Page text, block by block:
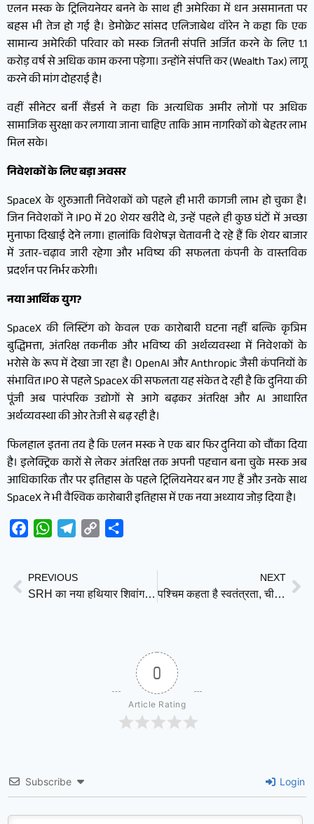
एलन मस्क के ट्रिलियनेयर बनने के साथ ही अमेरिका में धन असमानता पर
बहस भी तेज हो गई है। डेमोक्रेट सांसद एलिजाबेथ वॉरेन ने कहा कि एक
सामान्य अमेरिकी परिवार को मस्क जितनी संपत्ति अर्जित करने के लिए 1.1
करोड़ वर्ष से अधिक काम करना पड़ेगा। उन्होंने संपत्ति कर (Wealth Tax) लागू
करने की मांग दोहराई है।
वहीं सीनेटर बर्नी सैंडर्स ने कहा कि अत्यधिक अमीर लोगों पर अधिक
सामाजिक सुरक्षा कर लगाया जाना चाहिए ताकि आम नागरिकों को बेहतर लाभ
मिल सके।
निवेशकों के लिए बड़ा अवसर
SpaceX के शुरुआती निवेशकों को पहले ही भारी कागजी लाभ हो चुका है।
जिन निवेशकों ने IPO में 20 शेयर खरीदे थे, उन्हें पहले ही कुछ घंटों में अच्छा
मुनाफा दिखाई देने लगा। हालांकि विशेषज्ञ चेतावनी दे रहे हैं कि शेयर बाजार
में उतार-चढ़ाव जारी रहेगा और भविष्य की सफलता कंपनी के वास्तविक
प्रदर्शन पर निर्भर करेगी।
नया आर्थिक युग?
SpaceX की लिस्टिंग को केवल एक कारोबारी घटना नहीं बल्कि कृत्रिम
बुद्धिमत्ता, अंतरिक्ष तकनीक और भविष्य की अर्थव्यवस्था में निवेशकों के
भरोसे के रूप में देखा जा रहा है। OpenAI और Anthropic जैसी कंपनियों के
संभावित IPO से पहले SpaceX की सफलता यह संकेत दे रही है कि दुनिया की
पूंजी अब पारंपरिक उद्योगों से आगे बढ़कर अंतरिक्ष और AI आधारित
अर्थव्यवस्था की ओर तेजी से बढ़ रही है।
फिलहाल इतना तय है कि एलन मस्क ने एक बार फिर दुनिया को चौंका दिया
है। इलेक्ट्रिक कारों से लेकर अंतरिक्ष तक अपनी पहचान बना चुके मस्क अब
आधिकारिक तौर पर इतिहास के पहले ट्रिलियनेयर बन गए हैं और उनके साथ
SpaceX ने भी वैश्विक कारोबारी इतिहास में एक नया अध्याय जोड़ दिया है।
FacebookWhatsAppTelegram
Copy
PREVIOUS
SRH का नया हथियार शिवांग कुमार: वैभव सूर्यवंशी से प्रेरणा, पैट कमिंस का भरोसा और ईशान किशन की आज़ादी से चमका युवा ऑलराउंडर
NEXT
पश्चिम कहता है स्वतंत्रता, चीन कहता है विकास; आखिर मानवाधिकार की असली परिभाषा क्या है?
0
Article Rating
Subscribe Login